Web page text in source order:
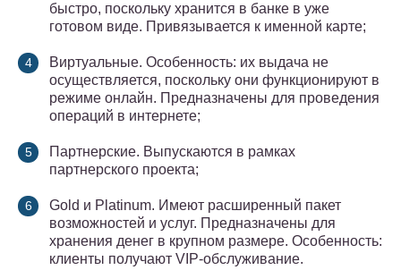
быстро, поскольку хранится в банке в уже
готовом виде. Привязывается к именной карте;
Виртуальные. Особенность: их выдача не
осуществляется, поскольку они функционируют в
режиме онлайн. Предназначены для проведения
операций в интернете;
Партнерские. Выпускаются в рамках
партнерского проекта;
Gold и Platinum. Имеют расширенный пакет
возможностей и услуг. Предназначены для
хранения денег в крупном размере. Особенность:
клиенты получают VIP-обслуживание.